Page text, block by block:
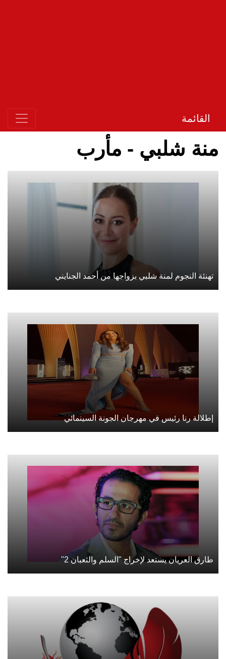
القائمة
منة شلبي - مأرب
تهنئة النجوم لمنة شلبي بزواجها من أحمد الجنايني
إطلالة رنا رئيس في مهرجان الجونة السينمائي
طارق العريان يستعد لإخراج "السلم والثعبان 2"